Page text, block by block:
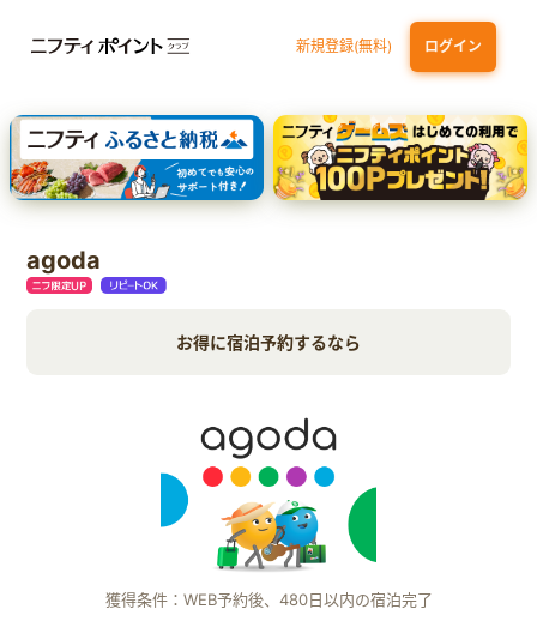
新規登録(無料) ログイン
三井住友カード ゴールド（NL）（家族カード発行） dカード GOLD
【実質初月無料】DMM | Disney+(ディズニープラス) セットプラン
SBI証券 確定拠出年金（iDeCo）
agoda
お得に宿泊予約するなら
獲得条件：WEB予約後、480日以内の宿泊完了